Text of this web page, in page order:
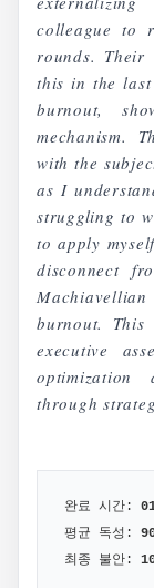
colleague to
rounds. Their
this in the last
burnout,
mechanism.
with the
as I
struggling to
to apply
disconnect
burnout. This
executive
optimization
through
완료 시간:
평균 독성:
최종 불안: